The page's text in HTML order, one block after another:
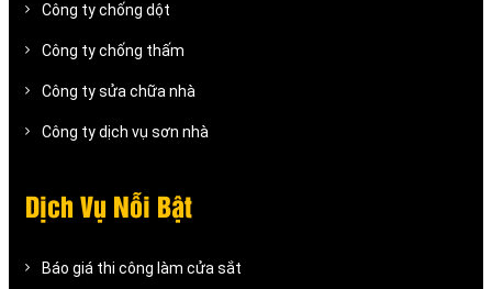
Công ty chống dột
Công ty chống thấm
Công ty sửa chữa nhà
Công ty dịch vụ sơn nhà
Dịch Vụ Nỗi Bật
Báo giá thi công làm cửa sắt